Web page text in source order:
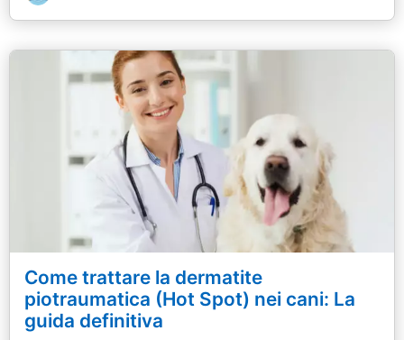
Come trattare la dermatite
piotraumatica (Hot Spot) nei cani: La
guida definitiva